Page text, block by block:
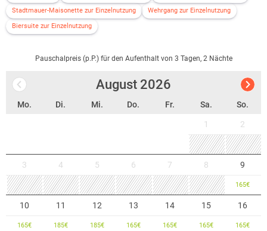
Stadtmauer-Maisonette zur Einzelnutzung
Wehrgang zur Einzelnutzung
Biersuite zur Einzelnutzung
Pauschalpreis (p.P.) für den Aufenthalt von 3 Tagen, 2 Nächte
August 2026
Mo. Di. Mi. Do. Fr. Sa. So.
1 2
3 4 5 6 7 8 9
165€
10
165€
11
185€
12
185€
13
165€
14
165€
15
165€
16
165€